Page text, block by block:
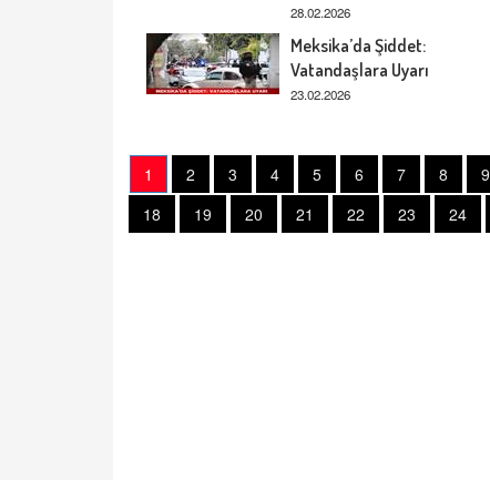
28.02.2026
Meksika’da Şiddet:
Vatandaşlara Uyarı
23.02.2026
1 2 3 4 5 6 7 8 9
18
19 20 21 22 23 24